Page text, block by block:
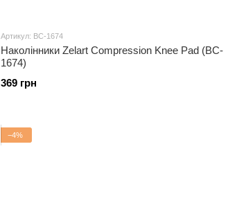
Артикул: BC-1674
Наколінники Zelart Compression Knee Pad (BC-
1674)
369 грн
−4%